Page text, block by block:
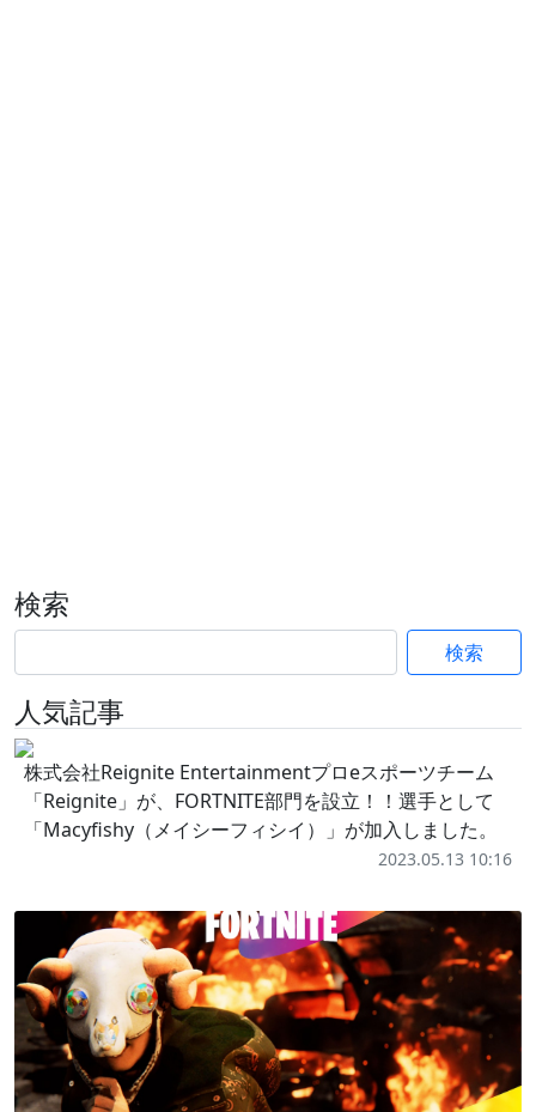
検索
検索
人気記事
株式会社Reignite Entertainmentプロeスポーツチーム
「Reignite」が、FORTNITE部門を設立！！選手として
「Macyfishy（メイシーフィシイ）」が加入しました。
2023.05.13 10:16